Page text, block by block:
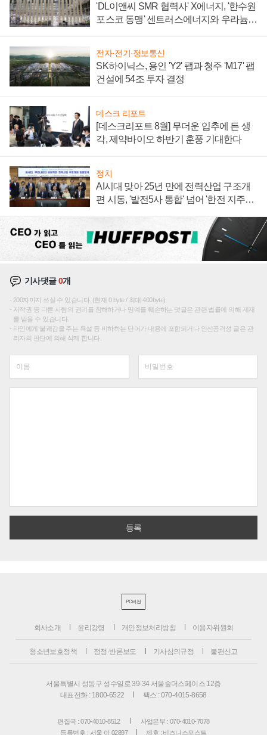
'DL이앤씨 SMR 협력사' X에너지, '한수원
포스코 동맹' 센트러스에너지와 우라늄
전자·전기·정보통신
SK하이닉스, 용인 'Y2' 팹과 청주 'M17' 팹
건설에 54조 투자 결정
데스크 리포트
[데스크리포트 8월] 무더운 입추에 든 생
각, 제약바이오 하반기 훈풍 기대한다
정치
AI시대 맞아 25년 만에 전력산업 구조개
편 시동, '발전5사 통합' 넘어 '한전 지주사'
기사댓글0개
200자까지 쓰실 수 있습니다. (현재 0 byte / 최대 400byte)
저작권 등 다른 사람의 권리를 침해하거나 명예를 훼손하는 댓글은 관련 법률에 의해 제재
를 받을 수 있습니다.
타인에게 불쾌감을 주는 욕설 등 비하하는 단어가 내용에 포함되거나 인신공격성 글은 관
리자의 판단에 의해 삭제 합니다.
PC버전
회사소개 윤리강령 개인정보처리방침 이용자위원회
청소년보호정책 정정·반론보도 기사심의규정 불편신고
서울특별시 성동구 성수일로 39-34 서울숲더스페이스 12층
대표전화 : 1800-6522
팩스 : 070-4015-8658
편집국 : 070-4010-8512
사업본부 : 070-4010-7078
등록번호 : 서울 아 02897
제호 : 비즈니스포스트